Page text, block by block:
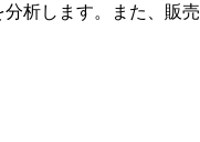
析します。また、販